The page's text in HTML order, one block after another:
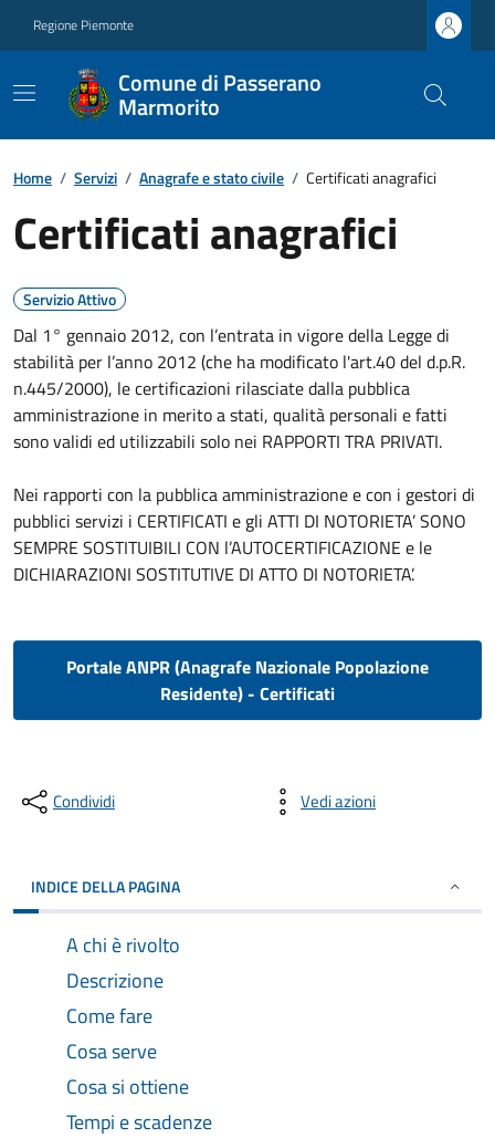
Regione Piemonte
Comune di Passerano
Marmorito
Home / Servizi / Anagrafe e stato civile / Certificati anagrafici
Certificati anagrafici
Servizio Attivo
Dal 1° gennaio 2012, con l’entrata in vigore della Legge di
stabilità per l’anno 2012 (che ha modificato l'art.40 del d.p.R.
n.445/2000), le certificazioni rilasciate dalla pubblica
amministrazione in merito a stati, qualità personali e fatti
sono validi ed utilizzabili solo nei RAPPORTI TRA PRIVATI.
Nei rapporti con la pubblica amministrazione e con i gestori di
pubblici servizi i CERTIFICATI e gli ATTI DI NOTORIETA’ SONO
SEMPRE SOSTITUIBILI CON l’AUTOCERTIFICAZIONE e le
DICHIARAZIONI SOSTITUTIVE DI ATTO DI NOTORIETA’.
Portale ANPR (Anagrafe Nazionale Popolazione
Residente) - Certificati
Condividi Vedi azioni
INDICE DELLA PAGINA
A chi è rivolto
Descrizione
Come fare
Cosa serve
Cosa si ottiene
Tempi e scadenze